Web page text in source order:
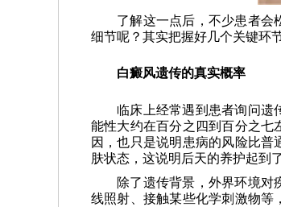
了解这一点后，不少患者会
细节呢？其实把握好几个关键环
白癜风遗传的真实概率
临床上经常遇到患者询问遗
能性大约在百分之四到百分之七
因，也只是说明患病的风险比
肤状态，这说明后天的养护起到
除了遗传背景，外界环境对
线照射、接触某些化学刺激物等